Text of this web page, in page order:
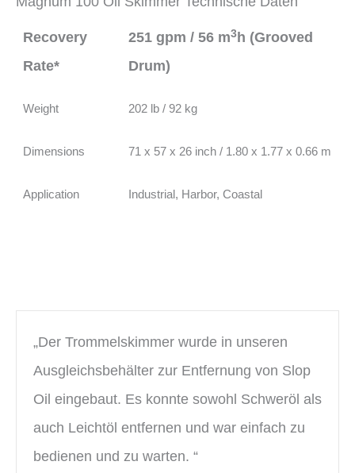
Recovery
Rate*
251 gpm / 56 m3h (Grooved
Drum)
Weight 202 lb / 92 kg
Dimensions 71 x 57 x 26 inch / 1.80 x 1.77 x 0.66 m
Application Industrial, Harbor, Coastal
„Der Trommelskimmer wurde in unseren
Ausgleichsbehälter zur Entfernung von Slop
Oil eingebaut. Es konnte sowohl Schweröl als
auch Leichtöl entfernen und war einfach zu
bedienen und zu warten. “